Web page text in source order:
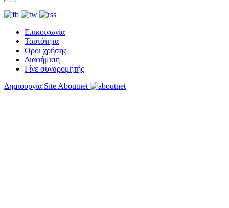
Επικοινωνία
Ταυτότητα
Όροι χρήσης
Διαφήμιση
Γίνε συνδρομητής
Δημιουργία Site Aboutnet